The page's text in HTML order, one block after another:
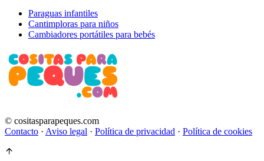
Paraguas infantiles
Cantimploras para niños
Cambiadores portátiles para bebés
© cositasparapeques.com
Contacto · Aviso legal · Política de privacidad · Política de cookies